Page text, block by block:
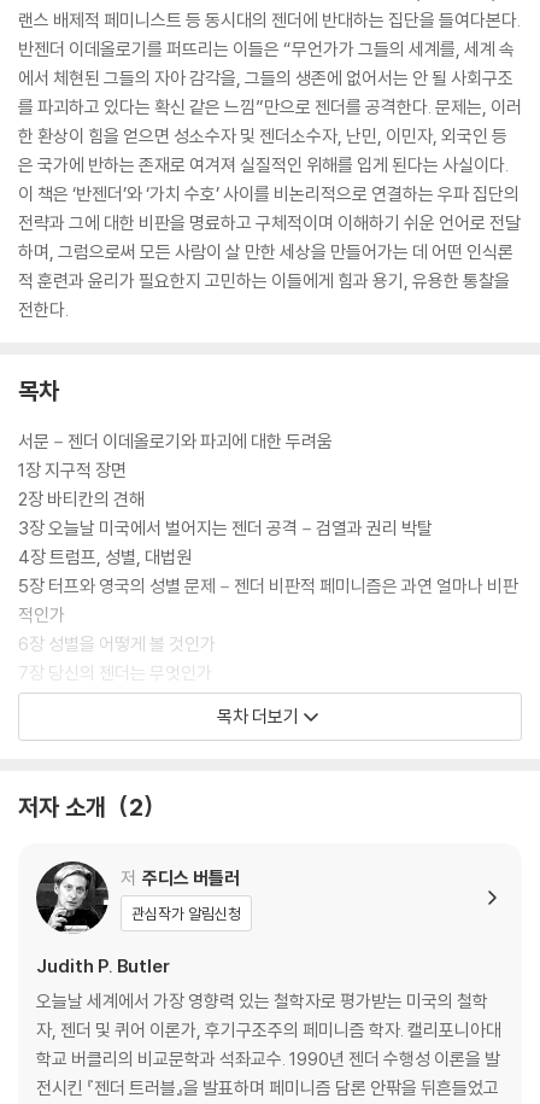
랜스 배제적 페미니스트 등 동시대의 젠더에 반대하는 집단을 들여다본다.
반젠더 이데올로기를 퍼뜨리는 이들은 “무언가가 그들의 세계를, 세계 속
에서 체현된 그들의 자아 감각을, 그들의 생존에 없어서는 안 될 사회구조
를 파괴하고 있다는 확신 같은 느낌”만으로 젠더를 공격한다. 문제는, 이러
한 환상이 힘을 얻으면 성소수자 및 젠더소수자, 난민, 이민자, 외국인 등
은 국가에 반하는 존재로 여겨져 실질적인 위해를 입게 된다는 사실이다.
이 책은 ‘반젠더’와 ‘가치 수호’ 사이를 비논리적으로 연결하는 우파 집단의
전략과 그에 대한 비판을 명료하고 구체적이며 이해하기 쉬운 언어로 전달
하며, 그럼으로써 모든 사람이 살 만한 세상을 만들어가는 데 어떤 인식론
적 훈련과 윤리가 필요한지 고민하는 이들에게 힘과 용기, 유용한 통찰을
전한다.
목차
서문－젠더 이데올로기와 파괴에 대한 두려움
1장 지구적 장면
2장 바티칸의 견해
3장 오늘날 미국에서 벌어지는 젠더 공격－검열과 권리 박탈
4장 트럼프, 성별, 대법원
5장 터프와 영국의 성별 문제－젠더 비판적 페미니즘은 과연 얼마나 비판
적인가
6장 성별을 어떻게 볼 것인가
7장 당신의 젠더는 무엇인가
8장 자연/문화 구분에서 상호구성으로
9장 젠더 이형론의 인종주의적·식민주의적 유산
옮긴이 해제－버틀러와 함께 다시 젠더를 사유하다
찾아보기
목차 더보기
저자 소개 2
저 주디스 버틀러
관심작가 알림신청
Judith P. Butler
오늘날 세계에서 가장 영향력 있는 철학자로 평가받는 미국의 철학
자, 젠더 및 퀴어 이론가, 후기구조주의 페미니즘 학자. 캘리포니아대
학교 버클리의 비교문학과 석좌교수. 1990년 젠더 수행성 이론을 발
전시킨 『젠더 트러블』을 발표하며 페미니즘 담론 안팎을 뒤흔들었고